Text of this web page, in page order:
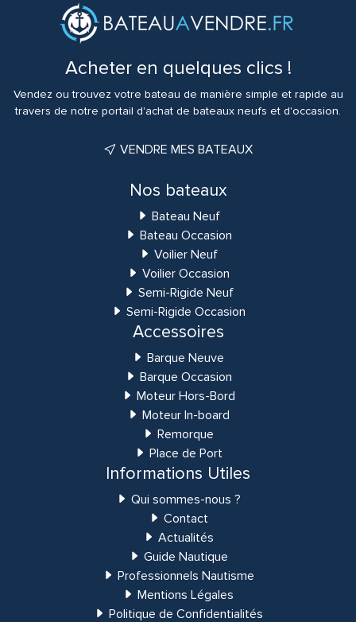
Acheter en quelques clics !
Vendez ou trouvez votre bateau de manière simple et rapide au
travers de notre portail d'achat de bateaux neufs et d'occasion.
VENDRE MES BATEAUX
Nos bateaux
Bateau Neuf
Bateau Occasion
Voilier Neuf
Voilier Occasion
Semi-Rigide Neuf
Semi-Rigide Occasion
Accessoires
Barque Neuve
Barque Occasion
Moteur Hors-Bord
Moteur In-board
Remorque
Place de Port
Informations Utiles
Qui sommes-nous ?
Contact
Actualités
Guide Nautique
Professionnels Nautisme
Mentions Légales
Politique de Confidentialités